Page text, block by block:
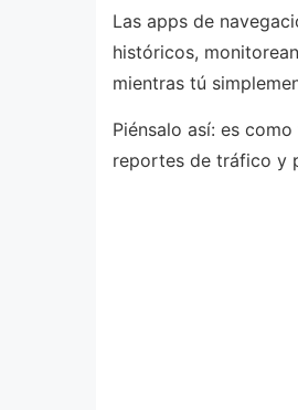
Las apps de
históricos,
mientras tú
Piénsalo así: es
reportes de tráfico y